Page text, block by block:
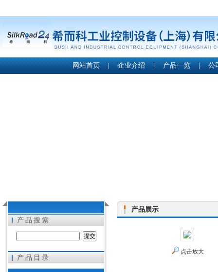
希而科工业控制设备（上海）有限公司
网站首页 | 企业介绍 | 产品一览 | 公
产品搜索
产品目录
产品展示
点击放大